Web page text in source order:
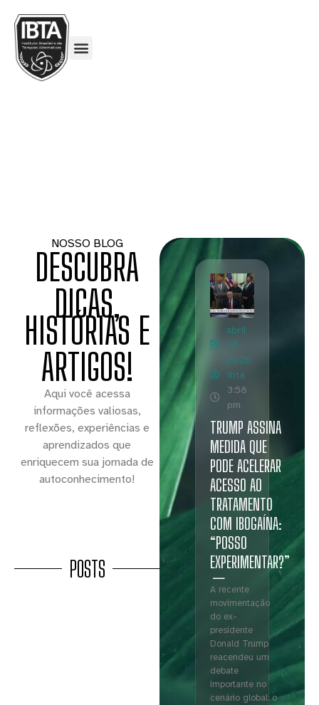
NOSSO BLOG
DESCUBRA
DICAS,
HISTÓRIAS E
ARTIGOS!
Aqui você acessa
informações valiosas,
reflexões, experiências e
aprendizados que
enriquecem sua jornada de
autoconhecimento!
POSTS
abril
20,
2026
ibta
3:58
pm
TRUMP ASSINA
MEDIDA QUE
PODE ACELERAR
ACESSO AO
TRATAMENTO
COM IBOGAÍNA:
“POSSO
EXPERIMENTAR?”
A recente
movimentação
do ex-
presidente
Donald Trump
reacendeu um
debate
importante no
cenário global: o